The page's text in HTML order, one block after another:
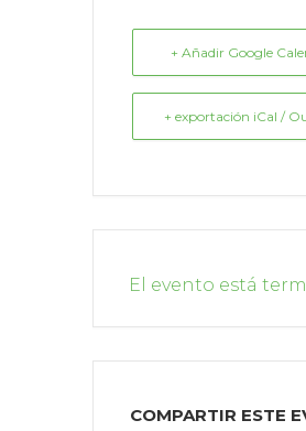
+ Añadir Google
+ exportación iCal /
El evento está
COMPARTIR ESTE